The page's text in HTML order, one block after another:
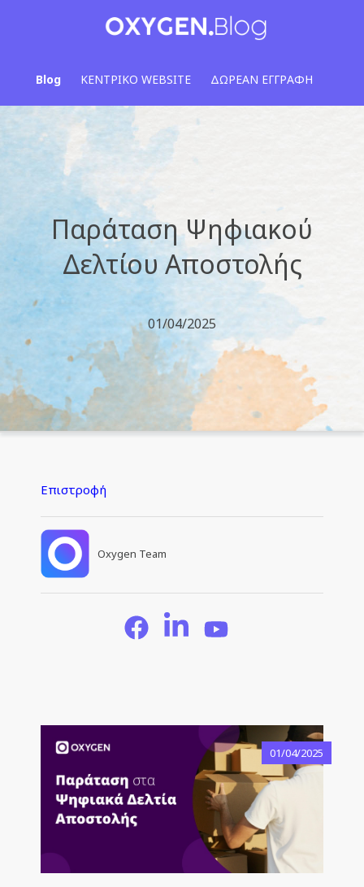
Blog ΚΕΝΤΡΙΚΟ WEBSITE ΔΩΡΕΑΝ ΕΓΓΡΑΦΗ
Παράταση Ψηφιακού
Δελτίου Αποστολής
01/04/2025
Επιστροφή
Oxygen Team
01/04/2025